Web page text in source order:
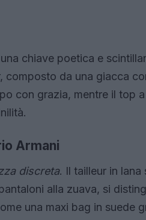
chiave poetica e
da una giacca
con grazia, mentre il top
Armani
discreta. Il tailleur in lana
alla zuava, si
una maxi bag in suede